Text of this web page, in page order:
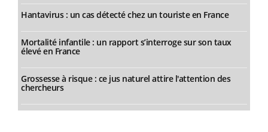
Hantavirus : un cas détecté chez un touriste en France
Mortalité infantile : un rapport s’interroge sur son taux
élevé en France
Grossesse à risque : ce jus naturel attire l'attention des
chercheurs